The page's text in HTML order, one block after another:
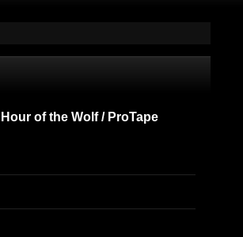
of the Wolf / ProTape